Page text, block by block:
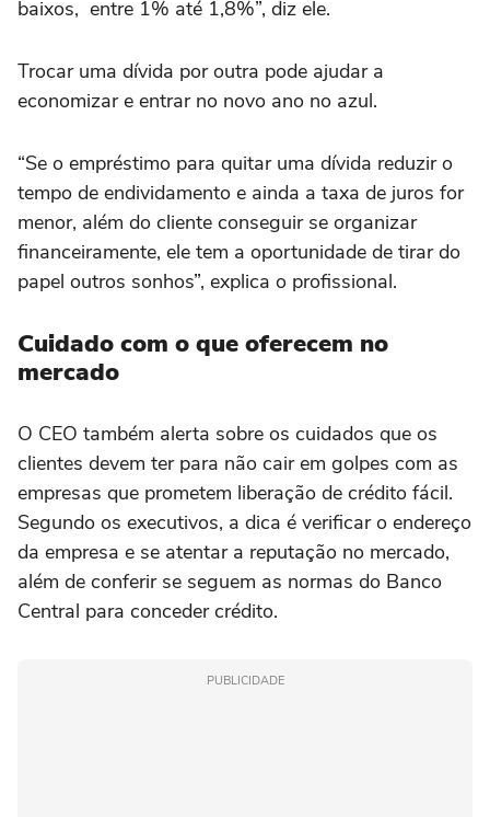
baixos, entre 1% até 1,8%”, diz ele.
Trocar uma dívida por outra pode ajudar a
economizar e entrar no novo ano no azul.
“Se o empréstimo para quitar uma dívida reduzir o
tempo de endividamento e ainda a taxa de juros for
menor, além do cliente conseguir se organizar
financeiramente, ele tem a oportunidade de tirar do
papel outros sonhos”, explica o profissional.
Cuidado com o que oferecem no
mercado
O CEO também alerta sobre os cuidados que os
clientes devem ter para não cair em golpes com as
empresas que prometem liberação de crédito fácil.
Segundo os executivos, a dica é verificar o endereço
da empresa e se atentar a reputação no mercado,
além de conferir se seguem as normas do Banco
Central para conceder crédito.
PUBLICIDADE